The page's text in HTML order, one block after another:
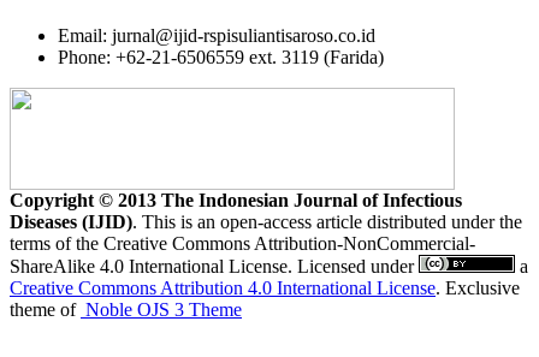
Email: jurnal@ijid-rspisuliantisaroso.co.id
Phone: +62-21-6506559 ext. 3119 (Farida)
Copyright © 2013 The Indonesian Journal of Infectious
Diseases (IJID). This is an open-access article distributed under the
terms of the Creative Commons Attribution-NonCommercial-
ShareAlike 4.0 International License. Licensed under
a
Creative Commons Attribution 4.0 International License. Exclusive
theme of Noble OJS 3 Theme